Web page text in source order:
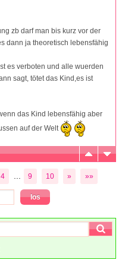
zb darf man bis kurz vor der
dann ja theoretisch lebensfähig
es verboten und alle wuerden
sagt, tötet das Kind,es ist
das Kind lebensfähig aber
auf der Welt
4 9 10 » »»